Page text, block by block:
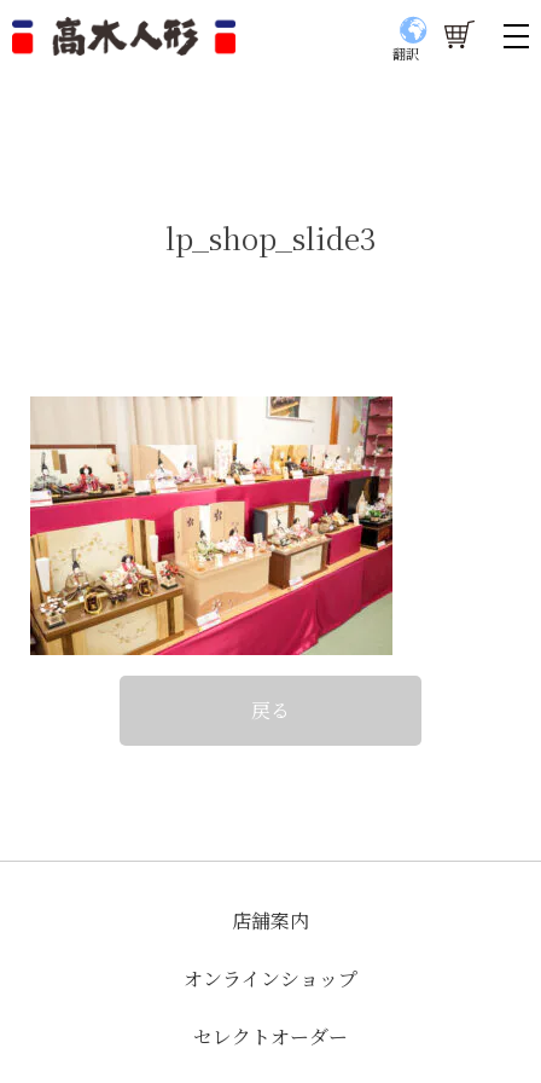
翻訳
lp_shop_slide3
戻る
店舗案内
オンラインショップ
セレクトオーダー